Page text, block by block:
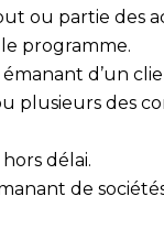
ou partie des
programme.
d’un
plusieurs des
délai.
de